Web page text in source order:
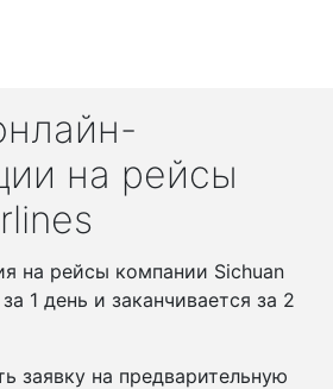
на рейсы
на рейсы компании Sichuan
1 день и заканчивается за 2
заявку на предварительную